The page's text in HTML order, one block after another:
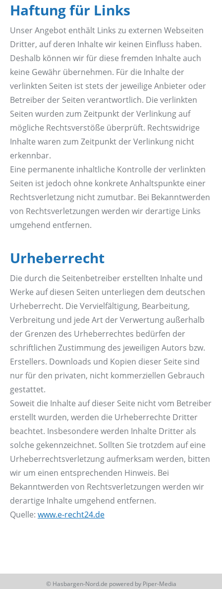
Haftung für Links
Unser Angebot enthält Links zu externen Webseiten
Dritter, auf deren Inhalte wir keinen Einfluss haben.
Deshalb können wir für diese fremden Inhalte auch
keine Gewähr übernehmen. Für die Inhalte der
verlinkten Seiten ist stets der jeweilige Anbieter oder
Betreiber der Seiten verantwortlich. Die verlinkten
Seiten wurden zum Zeitpunkt der Verlinkung auf
mögliche Rechtsverstöße überprüft. Rechtswidrige
Inhalte waren zum Zeitpunkt der Verlinkung nicht
erkennbar.
Eine permanente inhaltliche Kontrolle der verlinkten
Seiten ist jedoch ohne konkrete Anhaltspunkte einer
Rechtsverletzung nicht zumutbar. Bei Bekanntwerden
von Rechtsverletzungen werden wir derartige Links
umgehend entfernen.
Urheberrecht
Die durch die Seitenbetreiber erstellten Inhalte und
Werke auf diesen Seiten unterliegen dem deutschen
Urheberrecht. Die Vervielfältigung, Bearbeitung,
Verbreitung und jede Art der Verwertung außerhalb
der Grenzen des Urheberrechtes bedürfen der
schriftlichen Zustimmung des jeweiligen Autors bzw.
Erstellers. Downloads und Kopien dieser Seite sind
nur für den privaten, nicht kommerziellen Gebrauch
gestattet.
Soweit die Inhalte auf dieser Seite nicht vom Betreiber
erstellt wurden, werden die Urheberrechte Dritter
beachtet. Insbesondere werden Inhalte Dritter als
solche gekennzeichnet. Sollten Sie trotzdem auf eine
Urheberrechtsverletzung aufmerksam werden, bitten
wir um einen entsprechenden Hinweis. Bei
Bekanntwerden von Rechtsverletzungen werden wir
derartige Inhalte umgehend entfernen.
Quelle: www.e-recht24.de
© Hasbargen-Nord.de powered by Piper-Media